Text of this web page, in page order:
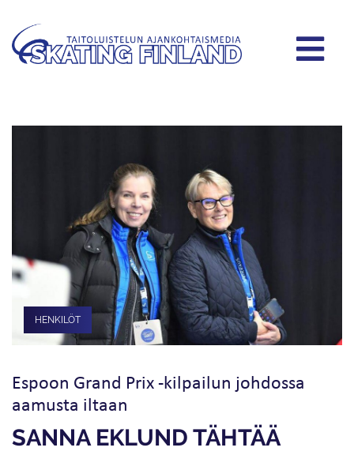
HENKILÖT
Espoon Grand Prix -kilpailun johdossa
aamusta iltaan
SANNA EKLUND TÄHTÄÄ